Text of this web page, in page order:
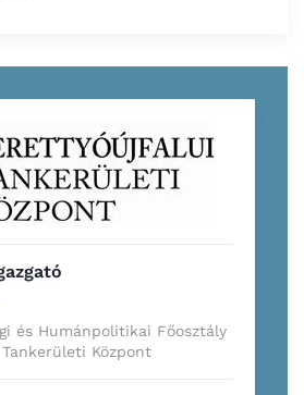
és Humánpolitikai Főosztály
Központ